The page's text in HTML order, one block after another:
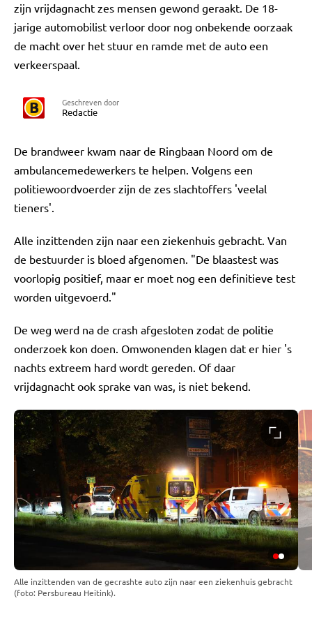
zijn vrijdagnacht zes mensen gewond geraakt. De 18-
jarige automobilist verloor door nog onbekende oorzaak
de macht over het stuur en ramde met de auto een
verkeerspaal.
Geschreven door
Redactie
De brandweer kwam naar de Ringbaan Noord om de
ambulancemedewerkers te helpen. Volgens een
politiewoordvoerder zijn de zes slachtoffers 'veelal
tieners'.
Alle inzittenden zijn naar een ziekenhuis gebracht. Van
de bestuurder is bloed afgenomen. "De blaastest was
voorlopig positief, maar er moet nog een definitieve test
worden uitgevoerd."
De weg werd na de crash afgesloten zodat de politie
onderzoek kon doen. Omwonenden klagen dat er hier 's
nachts extreem hard wordt gereden. Of daar
vrijdagnacht ook sprake van was, is niet bekend.
Alle inzittenden van de gecrashte auto zijn naar een ziekenhuis gebracht
(foto: Persbureau Heitink).